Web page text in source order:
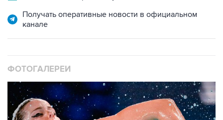
Получать оперативные новости в официальном
канале
ФОТОГАЛЕРЕИ